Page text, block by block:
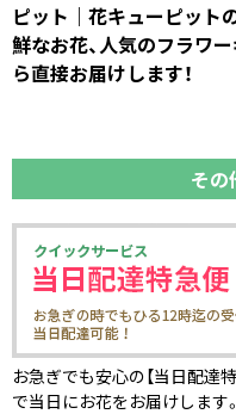
ピット｜花キューピット
鮮なお花、人気のフラワ
ら直接お届けします！
その
お急ぎでも安心の【当日配達
で当日にお花をお届けします。